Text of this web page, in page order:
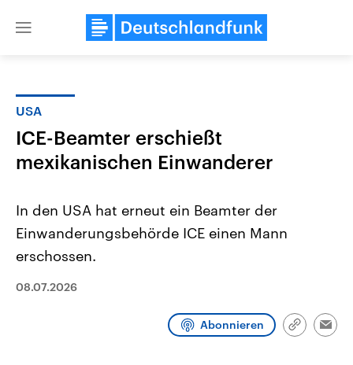
Close
2026
September 2026 einen neuen
Wirtschaftlich und
gehören die Vereinigten
den mächtigsten Ländern
USA
ICE-Beamter erschießt
mexikanischen Einwanderer
In den USA hat erneut ein Beamter der
Einwanderungsbehörde ICE einen Mann
erschossen.
08.07.2026
Abonnieren
Link